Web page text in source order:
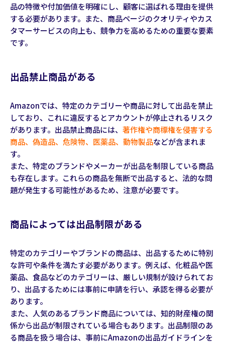
品の特徴や付加価値を明確にし、顧客に選ばれる理由を提供
する必要があります。また、商品ページのクオリティやカス
タマーサービスの向上も、競争力を高めるための重要な要素
です。
出品禁止商品がある
Amazonでは、特定のカテゴリーや商品に対して出品を禁止
しており、これに違反するとアカウントが停止されるリスク
があります。出品禁止商品には、 著作権や商標権を侵害する
商品、偽造品、危険物、医薬品、動物製品などが含まれま
す。
また、特定のブランドやメーカーが出品を制限している商品
も存在します。これらの商品を無断で出品すると、法的な問
題が発生する可能性があるため、注意が必要です。
商品によっては出品制限がある
特定のカテゴリーやブランドの商品は、出品するために特別
な許可や条件を満たす必要があります。例えば、化粧品や医
薬品、食品などのカテゴリーは、厳しい規制が設けられてお
り、出品するためには事前に申請を行い、承認を得る必要が
あります。
また、人気のあるブランド商品については、知的財産権の関
係から出品が制限されている場合もあります。出品制限のあ
る商品を扱う場合は、事前にAmazonの出品ガイドラインを